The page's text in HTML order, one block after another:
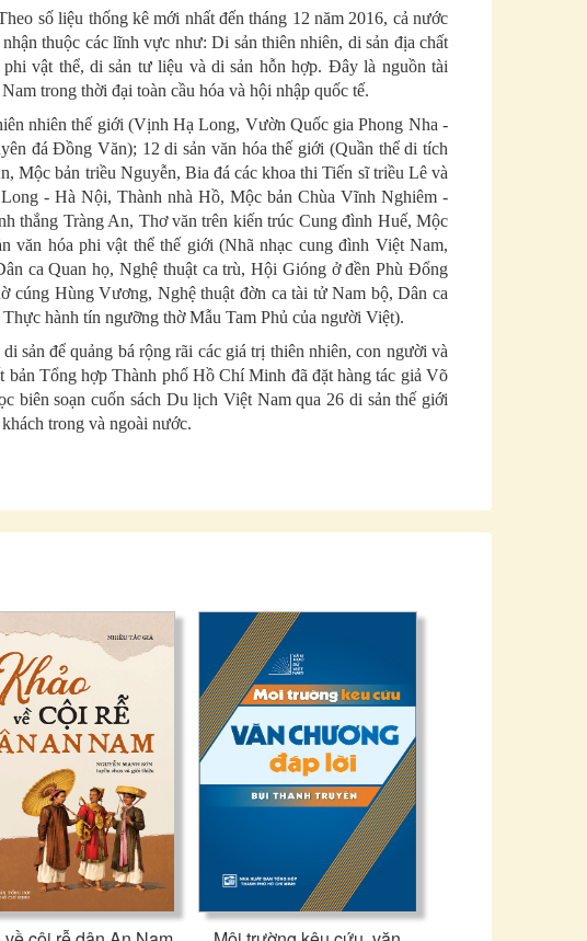
số liệu thống kê mới nhất đến tháng 12 năm 2016, cả nước
thuộc các lĩnh vực như: Di sản thiên nhiên, di sản địa chất
vật thể, di sản tư liệu và di sản hỗn hợp. Đây là nguồn tài
trong thời đại toàn cầu hóa và hội nhập quốc tế.
nhiên thế giới (Vịnh Hạ Long, Vườn Quốc gia Phong Nha -
đá Đồng Văn); 12 di sản văn hóa thế giới (Quần thể di tích
Mộc bản triều Nguyễn, Bia đá các khoa thi Tiến sĩ triều Lê và
- Hà Nội, Thành nhà Hồ, Mộc bản Chùa Vĩnh Nghiêm -
thắng Tràng An, Thơ văn trên kiến trúc Cung đình Huế, Mộc
văn hóa phi vật thể thế giới (Nhã nhạc cung đình Việt Nam,
ca Quan họ, Nghệ thuật ca trù, Hội Gióng ở đền Phù Đổng
cúng Hùng Vương, Nghệ thuật đờn ca tài tử Nam bộ, Dân ca
hành tín ngưỡng thờ Mẫu Tam Phủ của người Việt).
sản để quảng bá rộng rãi các giá trị thiên nhiên, con người và
bản Tổng hợp Thành phố Hồ Chí Minh đã đặt hàng tác giả Võ
biên soạn cuốn sách Du lịch Việt Nam qua 26 di sản thế giới
trong và ngoài nước.